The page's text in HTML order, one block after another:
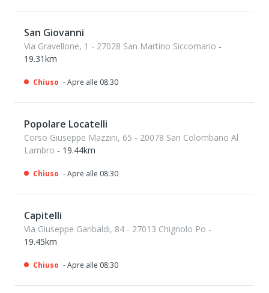
San Giovanni
Via Gravellone, 1 - 27028 San Martino Siccomario -
19.31km
Chiuso - Apre alle 08:30
Popolare Locatelli
Corso Giuseppe Mazzini, 65 - 20078 San Colombano Al
Lambro - 19.44km
Chiuso - Apre alle 08:30
Capitelli
Via Giuseppe Garibaldi, 84 - 27013 Chignolo Po -
19.45km
Chiuso - Apre alle 08:30